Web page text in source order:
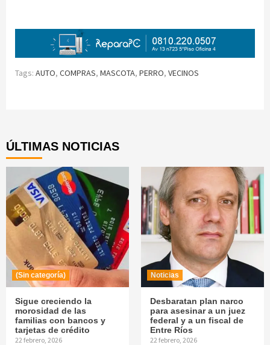
Tags: AUTO, COMPRAS, MASCOTA, PERRO, VECINOS
ÚLTIMAS NOTICIAS
(Sin categoría)
Sigue creciendo la
morosidad de las
familias con bancos y
tarjetas de crédito
22 febrero, 2026
Noticias
Desbaratan plan narco
para asesinar a un juez
federal y a un fiscal de
Entre Ríos
22 febrero, 2026